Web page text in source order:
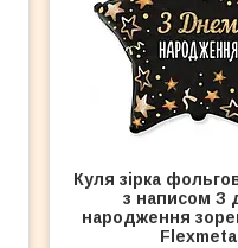
Куля зірка
з написом З
народження
Flexmetal